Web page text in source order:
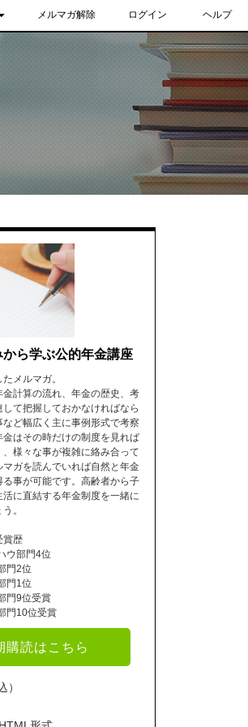
メルマガ解除 ログイン ヘルプ
ら学ぶ公的年金講座
メルマガ。
計算の流れ、年金の歴史、考
して把握しておかなければなら
ど幅広く主に事例形式で考察
金はその時だけの制度を見れば
、様々な事が複雑に絡み合って
マガを読んでいれば自然と年金
る事が可能です。高齢者から子
に直結する年金制度を一緒に
。
賞歴
ウ部門4位
門2位
門1位
門9位受賞
門10位受賞
購読はこちら
）